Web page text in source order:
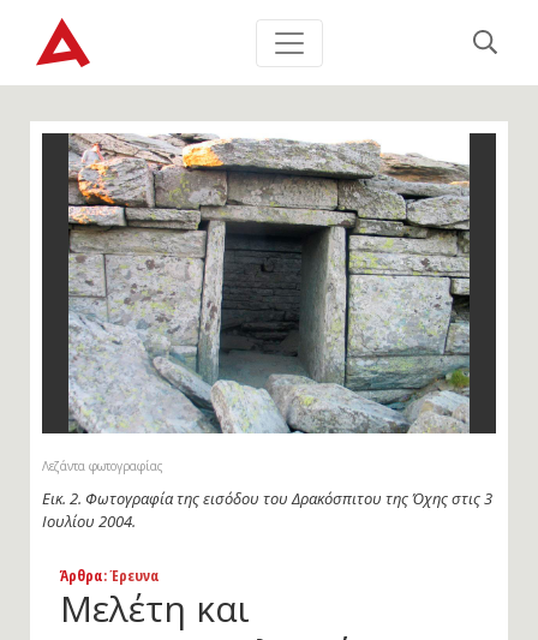
Λεζάντα φωτογραφίας
Εικ. 2. Φωτογραφία της εισόδου του Δρακόσπιτου της Όχης στις 3
Ιουλίου 2004.
Άρθρα: Έρευνα
Μελέτη και